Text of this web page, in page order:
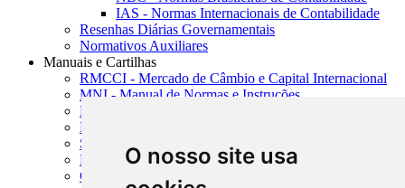
O nosso site usa
IAS - Normas Internacionais de Contabilidade
Resenhas Diárias Governamentais
Normativos Auxiliares
Manuais e Cartilhas
RMCCI - Mercado de Câmbio e Capital Internacional
MNI - Manual de Normas e Instruções
MTVM - Manual de Títulos e Valores Mobiliários
MCR - Manual de Crédito Rural
SISORF - Manual de Organização do SFN
MASUP - Manual de Supervisão Bancária
CADOC - Catálogo de Documentos